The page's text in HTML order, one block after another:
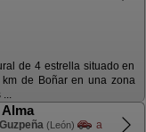
de 4 estrella situado en
de Boñar en una zona
...
(León)
a